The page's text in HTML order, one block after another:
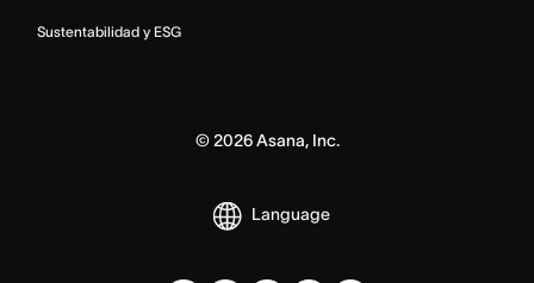
Sustentabilidad y ESG
© 2026Asana, Inc.
Language